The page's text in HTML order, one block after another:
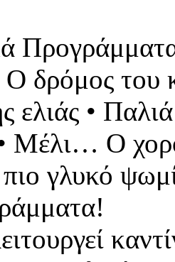
δρόμος του
ελιάς •
Μέλι… Ο
γλυκό